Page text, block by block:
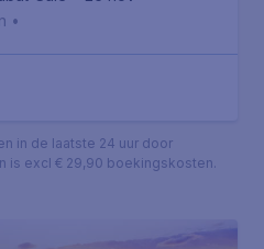
•
in de laatste 24 uur door
is excl € 29,90 boekingskosten.